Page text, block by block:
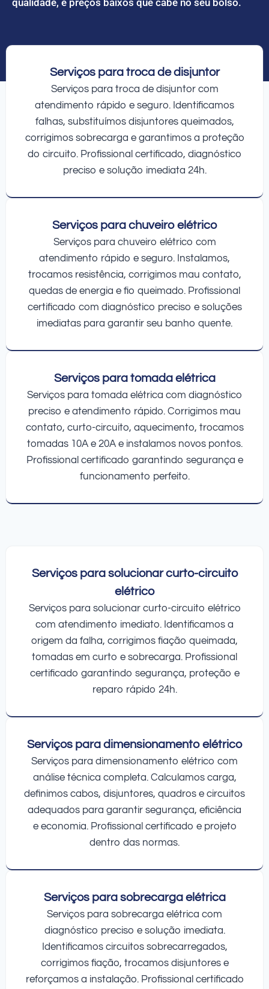
Serviços para troca de disjuntor
Serviços para troca de disjuntor com
atendimento rápido e seguro. Identificamos
falhas, substituímos disjuntores queimados,
corrigimos sobrecarga e garantimos a proteção
do circuito. Profissional certificado, diagnóstico
preciso e solução imediata 24h.
Serviços para chuveiro elétrico
Serviços para chuveiro elétrico com
atendimento rápido e seguro. Instalamos,
trocamos resistência, corrigimos mau contato,
quedas de energia e fio queimado. Profissional
certificado com diagnóstico preciso e soluções
imediatas para garantir seu banho quente.
Serviços para tomada elétrica
Serviços para tomada elétrica com diagnóstico
preciso e atendimento rápido. Corrigimos mau
contato, curto-circuito, aquecimento, trocamos
tomadas 10A e 20A e instalamos novos pontos.
Profissional certificado garantindo segurança e
funcionamento perfeito.
Serviços para solucionar curto-circuito
elétrico
Serviços para solucionar curto-circuito elétrico
com atendimento imediato. Identificamos a
origem da falha, corrigimos fiação queimada,
tomadas em curto e sobrecarga. Profissional
certificado garantindo segurança, proteção e
reparo rápido 24h.
Serviços para dimensionamento elétrico
Serviços para dimensionamento elétrico com
análise técnica completa. Calculamos carga,
definimos cabos, disjuntores, quadros e circuitos
adequados para garantir segurança, eficiência
e economia. Profissional certificado e projeto
dentro das normas.
Serviços para sobrecarga elétrica
Serviços para sobrecarga elétrica com
diagnóstico preciso e solução imediata.
Identificamos circuitos sobrecarregados,
corrigimos fiação, trocamos disjuntores e
reforçamos a instalação. Profissional certificado